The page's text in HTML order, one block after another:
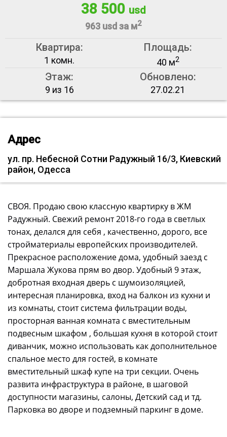
38 500 usd
963 usd за м2
Квартира:
1 комн.
Площадь:
40 м2
Этаж:
9 из 16
Обновлено:
27.02.21
Адрес
ул. пр. Небесной Сотни Радужный 16/3, Киевский
район, Одесса
СВОЯ. Продаю свою классную квартирку в ЖМ
Радужный. Свежий ремонт 2018-го года в светлых
тонах, делался для себя , качественно, дорого, все
стройматериалы европейских производителей.
Прекрасное расположение дома, удобный заезд с
Маршала Жукова прям во двор. Удобный 9 этаж,
добротная входная дверь с шумоизоляцией,
интересная планировка, вход на балкон из кухни и
из комнаты, стоит система фильтрации воды,
просторная ванная комната с вместительным
подвесным шкафом , большая кухня в которой стоит
диванчик, можно использовать как дополнительное
спальное место для гостей, в комнате
вместительный шкаф купе на три секции. Очень
развита инфраструктура в районе, в шаговой
доступности магазины, салоны, Детский сад и тд.
Парковка во дворе и подземный паркинг в доме.